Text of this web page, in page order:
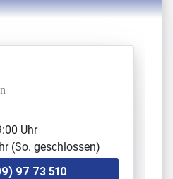
95 95 62 50
Heise GmbH
Uhr
(So. geschlossen)
97 73 510